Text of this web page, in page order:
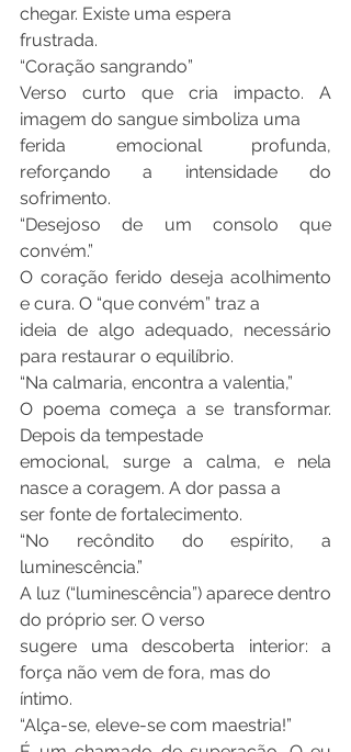
chegar. Existe uma espera
frustrada.
“Coração sangrando”
Verso curto que cria impacto. A
imagem do sangue simboliza uma
ferida emocional profunda,
reforçando a intensidade do
sofrimento.
“Desejoso de um consolo que
convém.”
O coração ferido deseja acolhimento
e cura. O “que convém” traz a
ideia de algo adequado, necessário
para restaurar o equilíbrio.
“Na calmaria, encontra a valentia,”
O poema começa a se transformar.
Depois da tempestade
emocional, surge a calma, e nela
nasce a coragem. A dor passa a
ser fonte de fortalecimento.
“No recôndito do espírito, a
luminescência.”
A luz (“luminescência”) aparece dentro
do próprio ser. O verso
sugere uma descoberta interior: a
força não vem de fora, mas do
íntimo.
“Alça-se, eleve-se com maestria!”